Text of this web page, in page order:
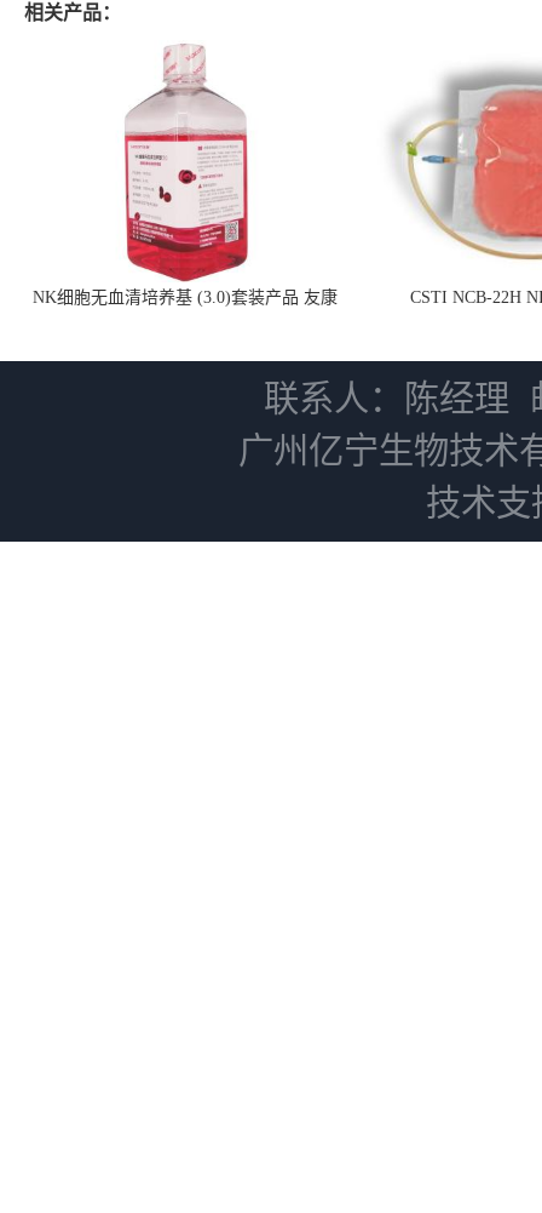
相关产品：
NK细胞无血清培养基 (3.0)套装产品 友康
CSTI NCB-22H
联系人：陈经理
广州亿宁生物技术
技术